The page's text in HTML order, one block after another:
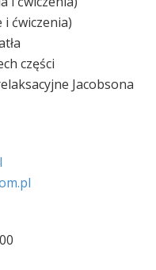
ćwiczenia)
części
Jacobsona
.pl